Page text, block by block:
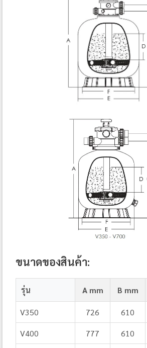
ขนาดของสินค้า:
รุ่น A mm B mm
V350 726 610
V400
777 610